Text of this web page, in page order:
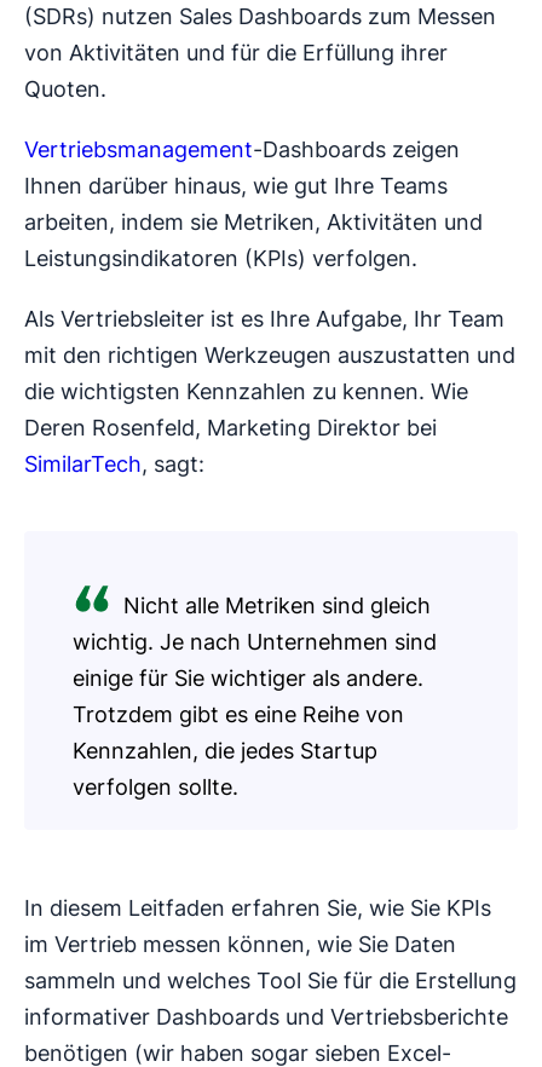
(SDRs) nutzen Sales Dashboards zum Messen
von Aktivitäten und für die Erfüllung ihrer
Quoten.
Vertriebsmanagement-Dashboards zeigen
Ihnen darüber hinaus, wie gut Ihre Teams
arbeiten, indem sie Metriken, Aktivitäten und
Leistungsindikatoren (KPIs) verfolgen.
Als Vertriebsleiter ist es Ihre Aufgabe, Ihr Team
mit den richtigen Werkzeugen auszustatten und
die wichtigsten Kennzahlen zu kennen. Wie
Deren Rosenfeld, Marketing Direktor bei
SimilarTech, sagt:
Nicht alle Metriken sind gleich
wichtig. Je nach Unternehmen sind
einige für Sie wichtiger als andere.
Trotzdem gibt es eine Reihe von
Kennzahlen, die jedes Startup
verfolgen sollte.
In diesem Leitfaden erfahren Sie, wie Sie KPIs
im Vertrieb messen können, wie Sie Daten
sammeln und welches Tool Sie für die Erstellung
informativer Dashboards und Vertriebsberichte
benötigen (wir haben sogar sieben Excel-